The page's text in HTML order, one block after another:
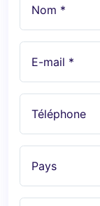
Nom *
E-mail *
Téléphone
Pays